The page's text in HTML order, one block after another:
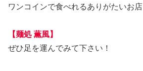
ワンコインで食べれるありがたいお店
【麺処 薫風】
ぜひ足を運んでみて下さい！